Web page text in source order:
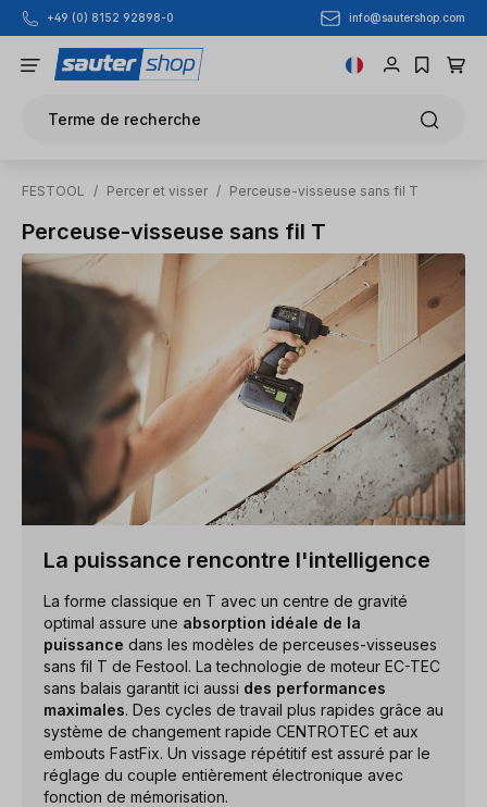
Passer au contenu principal
+49 (0) 8152 92898-0 info@sautershop.com
Terme de recherche
FESTOOL / Percer et visser / Perceuse-visseuse sans fil T
Perceuse-visseuse sans fil T
La puissance rencontre l'intelligence
La forme classique en T avec un centre de gravité
optimal assure une absorption idéale de la
puissance dans les modèles de perceuses-visseuses
sans fil T de Festool. La technologie de moteur EC-TEC
sans balais garantit ici aussi des performances
maximales. Des cycles de travail plus rapides grâce au
système de changement rapide CENTROTEC et aux
embouts FastFix. Un vissage répétitif est assuré par le
réglage du couple entièrement électronique avec
fonction de mémorisation.